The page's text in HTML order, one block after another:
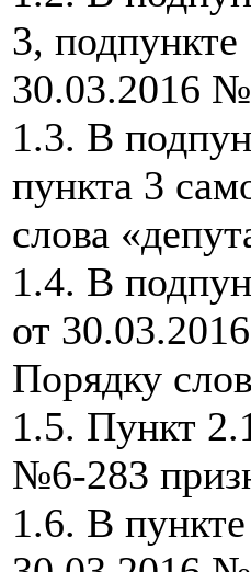
3,
30.03.2016
1.3. В
пункта 3
слова
1.4. В
от
Порядку
1.5. Пункт
№6-283
1.6. В